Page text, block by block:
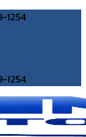
1254
1254